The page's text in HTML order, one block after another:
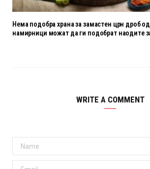
Нема подобра храна за замастен црн дроб
намирници можат да ги подобрат наодите
WRITE A COMMENT